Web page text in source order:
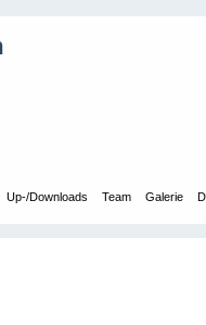
Up-/Downloads Team Galerie